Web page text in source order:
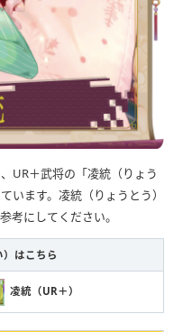
UR＋武将の「凌統（りょう
います。凌統（りょうとう）
考にしてください。
はこちら
凌統（UR＋）